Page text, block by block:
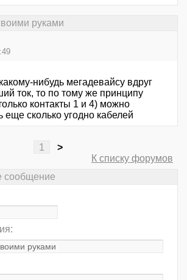
руками
нибудь мегадевайсу вдруг
ток, то по тому же принципу
контакты 1 и 4) можно
еще сколько угодно кабелей
1
>
К списку форумов
сообщение